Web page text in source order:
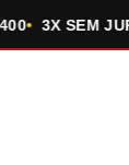
3X SEM JUROS